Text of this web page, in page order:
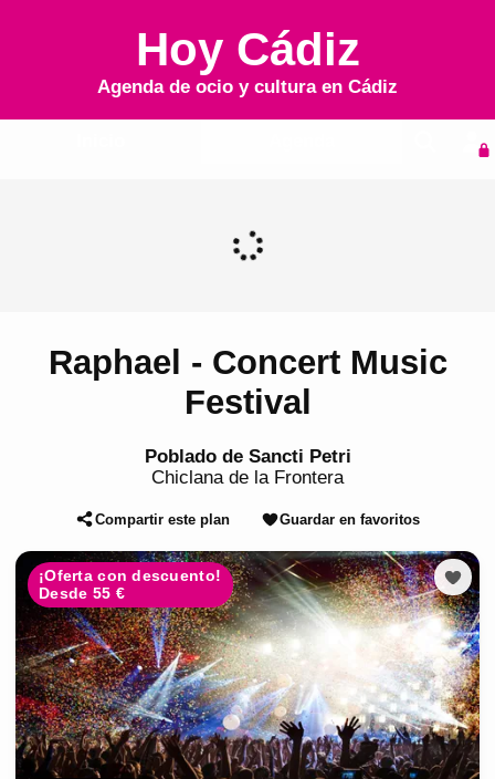
Hoy Cádiz
Agenda de ocio y cultura en Cádiz
Raphael - Concert Music
Festival
Poblado de Sancti Petri
Chiclana de la Frontera
Compartir este plan Guardar en favoritos
¡Oferta con descuento!
Desde 55 €